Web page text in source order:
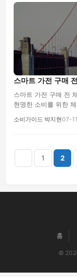
스마트 가전 구매
스마트 가전 구매 전
현명한 소비를 위한
소비가이드 박지현07-11
1 2
홈
©